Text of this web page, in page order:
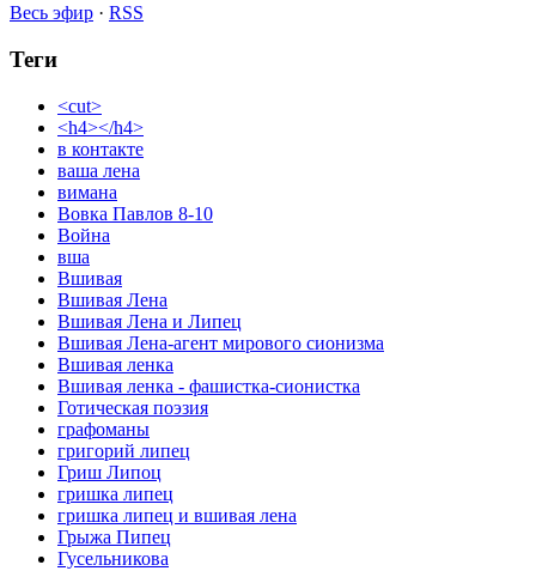
Весь эфир · RSS
Теги
<cut>
<h4></h4>
в контакте
ваша лена
вимана
Вовка Павлов 8-10
Война
вша
Вшивая
Вшивая Лена
Вшивая Лена и Липец
Вшивая Лена-агент мирового сионизма
Вшивая ленка
Вшивая ленка - фашистка-сионистка
Готическая поэзия
графоманы
григорий липец
Гриш Липоц
гришка липец
гришка липец и вшивая лена
Грыжа Пипец
Гусельникова